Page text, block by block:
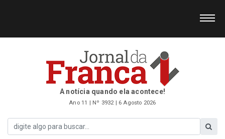
A notícia quando ela acontece!
Ano 11 | Nº 3932 | 6 Agosto 2026